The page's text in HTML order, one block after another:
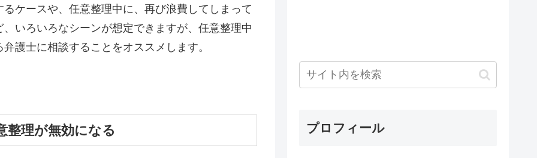
ケースや、任意整理中に、再び浪費してしまって
いろいろなシーンが想定できますが、任意整理中
護士に相談することをオススメします。
整理が無効になる プロフィール